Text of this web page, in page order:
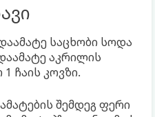
საცხობი სოდა
აკრილის
ჩაის კოვზი.
შემდეგ ფერი